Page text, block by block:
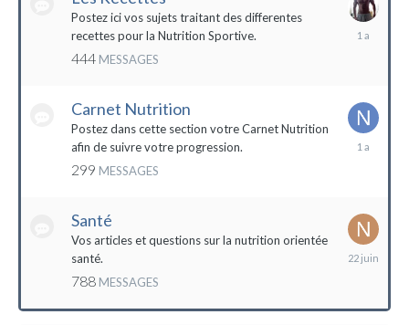
Postez ici vos sujets traitant des differentes
recettes pour la Nutrition Sportive.
444 MESSAGES
Carnet Nutrition
Postez dans cette section votre Carnet Nutrition
afin de suivre votre progression.
299 MESSAGES
13
Santé
Vos articles et questions sur la nutrition orientée
santé.
788 MESSAGES
22